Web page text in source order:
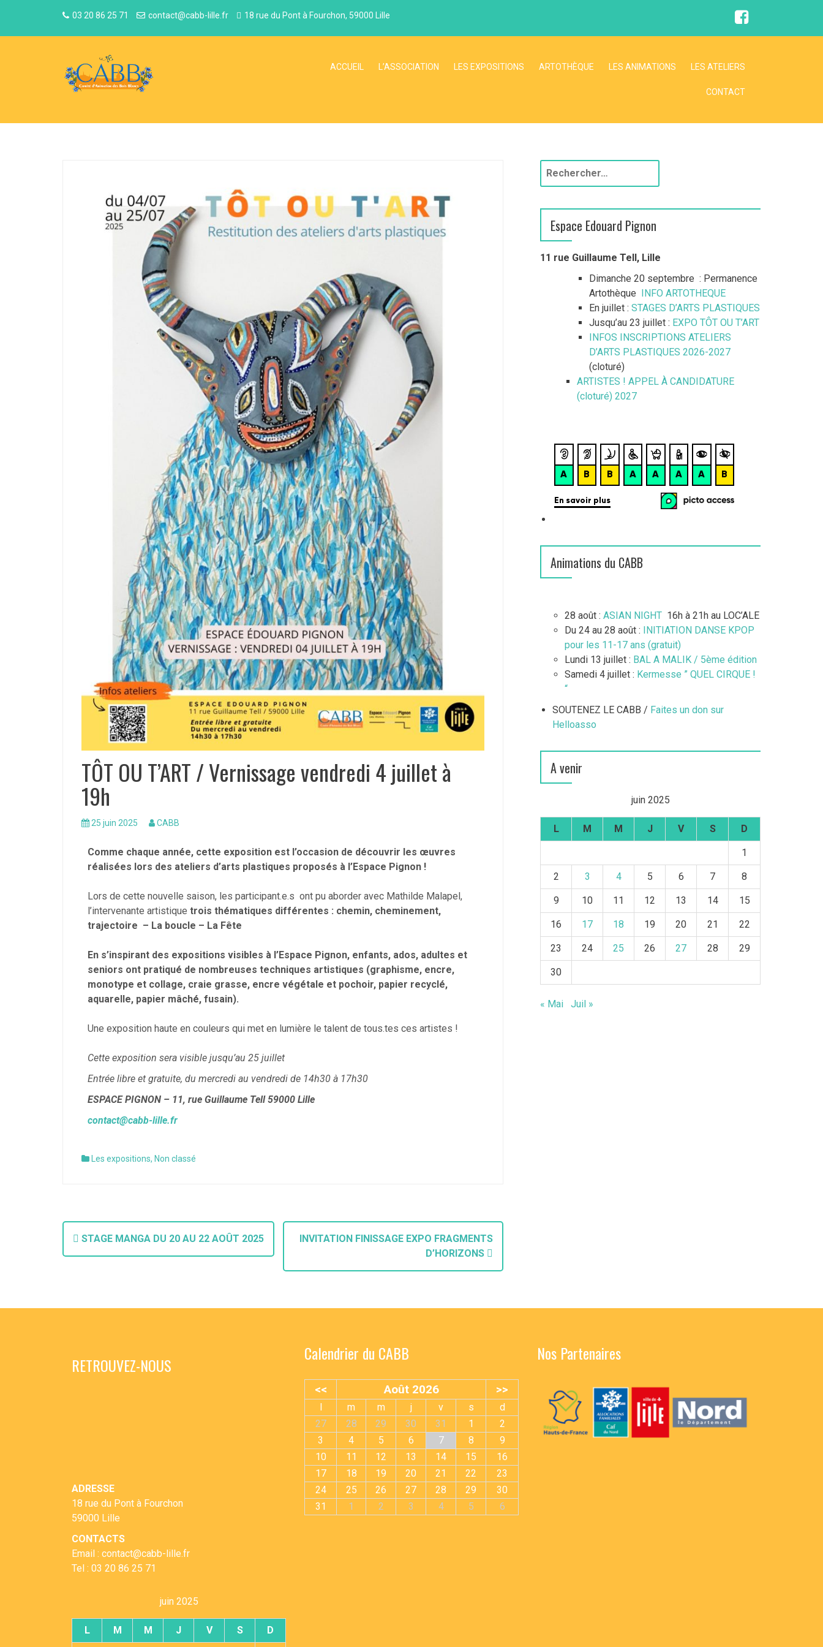
03 20 86 25 71 contact@cabb-lille.fr 18 rue du Pont à Fourchon, 59000 Lille
ACCUEIL L’ASSOCIATION LES EXPOSITIONS ARTOTHÈQUE LES ANIMATIONS LES ATELIERS
CONTACT
TÔT OU T’ART / Vernissage vendredi 4 juillet à
19h
25 juin 2025 CABB
Comme chaque année, cette exposition est l’occasion de découvrir les œuvres
réalisées lors des ateliers d’arts plastiques proposés à l’Espace Pignon !
Lors de cette nouvelle saison, les participant.e.s ont pu aborder avec Mathilde Malapel,
l’intervenante artistique trois thématiques différentes : chemin, cheminement,
trajectoire – La boucle – La Fête
En s’inspirant des expositions visibles à l’Espace Pignon, enfants, ados, adultes et
seniors ont pratiqué de nombreuses techniques artistiques (graphisme, encre,
monotype et collage, craie grasse, encre végétale et pochoir, papier recyclé,
aquarelle, papier mâché, fusain).
Une exposition haute en couleurs qui met en lumière le talent de tous.tes ces artistes !
Cette exposition sera visible jusqu’au 25 juillet
Entrée libre et gratuite, du mercredi au vendredi de 14h30 à 17h30
ESPACE PIGNON – 11, rue Guillaume Tell 59000 Lille
contact@cabb-lille.fr
Les expositions, Non classé
STAGE MANGA DU 20 AU 22 AOÛT 2025
INVITATION FINISSAGE EXPO FRAGMENTS
D’HORIZONS
Espace Edouard Pignon
11 rue Guillaume Tell, Lille
Dimanche 20 septembre : Permanence
Artothèque INFO ARTOTHEQUE
En juillet : STAGES D’ARTS PLASTIQUES
Jusqu’au 23 juillet : EXPO TÔT OU T’ART
INFOS INSCRIPTIONS ATELIERS
D’ARTS PLASTIQUES 2026-2027
(cloturé)
ARTISTES ! APPEL À CANDIDATURE
(cloturé) 2027
Animations du CABB
28 août : ASIAN NIGHT 16h à 21h au LOC’ALE
Du 24 au 28 août : INITIATION DANSE KPOP
pour les 11-17 ans (gratuit)
Lundi 13 juillet : BAL A MALIK / 5ème édition
Samedi 4 juillet : Kermesse ” QUEL CIRQUE !
“
SOUTENEZ LE CABB / Faites un don sur
Helloasso
A venir
juin 2025
L M M J V S D
1
2 3 4 5 6 7 8
9 10 11 12 13 14 15
16 17 18 19 20 21 22
23 24 25 26 27 28 29
30
« Mai Juil »
RETROUVEZ-NOUS
ADRESSE
18 rue du Pont à Fourchon
59000 Lille
CONTACTS
Email : contact@cabb-lille.fr
Tel : 03 20 86 25 71
juin 2025
L M M J V S D
Calendrier du CABB
<< Août 2026 >>
l m m j v s
d
27
28 29 30 31 1
2
3
4 5 6 7 8
9
10
11 12 13 14 15
16
17
18 19 20 21 22
23
24
25 26 27 28 29
30
31
1 2 3 4 5 6
Nos Partenaires